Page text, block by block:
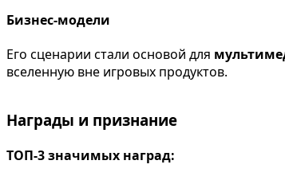
Бизнес-модели
Его сценарии стали основой для
вселенную вне игровых продуктов.
Награды и признание
ТОП-3 значимых наград: